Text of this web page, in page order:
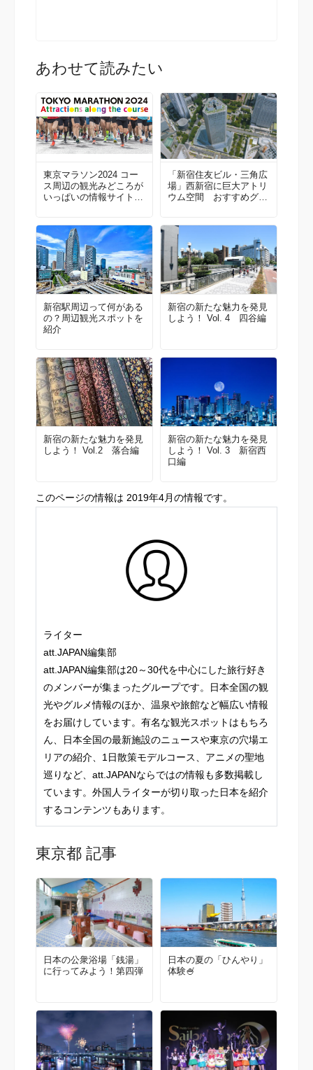
あわせて読みたい
東京マラソン2024 コー
ス周辺の観光みどころが
いっぱいの情報サイトが
「新宿住友ビル・三角広
場」西新宿に巨大アトリ
ウム空間 おすすめグル
新宿駅周辺って何がある
の？周辺観光スポットを
紹介
新宿の新たな魅力を発見
しよう！ Vol. 4 四谷編
新宿の新たな魅力を発見
しよう！ Vol.2 落合編
新宿の新たな魅力を発見
しよう！ Vol. 3 新宿西
口編
このページの情報は 2019年4月の情報です。
ライター
att.JAPAN編集部
att.JAPAN編集部は20～30代を中心にした旅行好き
のメンバーが集まったグループです。日本全国の観
光やグルメ情報のほか、温泉や旅館など幅広い情報
をお届けしています。有名な観光スポットはもちろ
ん、日本全国の最新施設のニュースや東京の穴場エ
リアの紹介、1日散策モデルコース、アニメの聖地
巡りなど、att.JAPANならではの情報も多数掲載し
ています。外国人ライターが切り取った日本を紹介
するコンテンツもあります。
東京都 記事
日本の公衆浴場「銭湯」
に行ってみよう！第四弾
日本の夏の「ひんやり」
体験🍧